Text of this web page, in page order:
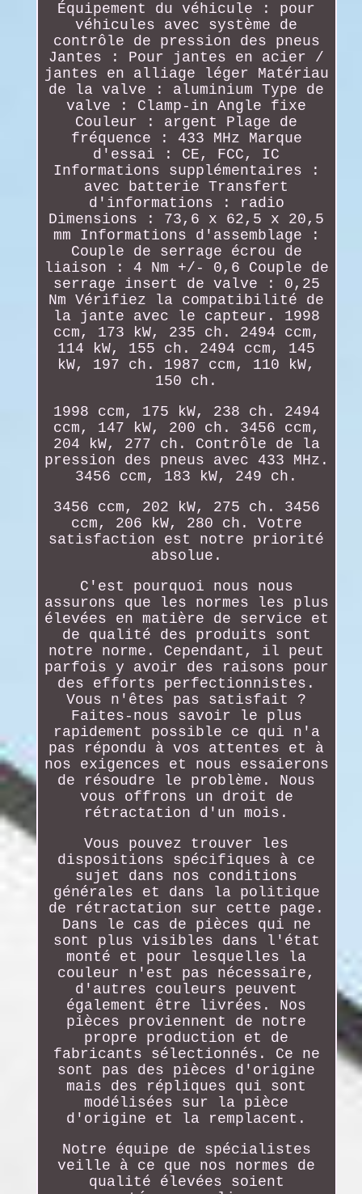
Équipement du véhicule : pour
véhicules avec système de
contrôle de pression des pneus
Jantes : Pour jantes en acier /
jantes en alliage léger Matériau
de la valve : aluminium Type de
valve : Clamp-in Angle fixe
Couleur : argent Plage de
fréquence : 433 MHz Marque
d'essai : CE, FCC, IC
Informations supplémentaires :
avec batterie Transfert
d'informations : radio
Dimensions : 73,6 x 62,5 x 20,5
mm Informations d'assemblage :
Couple de serrage écrou de
liaison : 4 Nm +/- 0,6 Couple de
serrage insert de valve : 0,25
Nm Vérifiez la compatibilité de
la jante avec le capteur. 1998
ccm, 173 kW, 235 ch. 2494 ccm,
114 kW, 155 ch. 2494 ccm, 145
kW, 197 ch. 1987 ccm, 110 kW,
150 ch.
1998 ccm, 175 kW, 238 ch. 2494
ccm, 147 kW, 200 ch. 3456 ccm,
204 kW, 277 ch. Contrôle de la
pression des pneus avec 433 MHz.
3456 ccm, 183 kW, 249 ch.
3456 ccm, 202 kW, 275 ch. 3456
ccm, 206 kW, 280 ch. Votre
satisfaction est notre priorité
absolue.
C'est pourquoi nous nous
assurons que les normes les plus
élevées en matière de service et
de qualité des produits sont
notre norme. Cependant, il peut
parfois y avoir des raisons pour
des efforts perfectionnistes.
Vous n'êtes pas satisfait ?
Faites-nous savoir le plus
rapidement possible ce qui n'a
pas répondu à vos attentes et à
nos exigences et nous essaierons
de résoudre le problème. Nous
vous offrons un droit de
rétractation d'un mois.
Vous pouvez trouver les
dispositions spécifiques à ce
sujet dans nos conditions
générales et dans la politique
de rétractation sur cette page.
Dans le cas de pièces qui ne
sont plus visibles dans l'état
monté et pour lesquelles la
couleur n'est pas nécessaire,
d'autres couleurs peuvent
également être livrées. Nos
pièces proviennent de notre
propre production et de
fabricants sélectionnés. Ce ne
sont pas des pièces d'origine
mais des répliques qui sont
modélisées sur la pièce
d'origine et la remplacent.
Notre équipe de spécialistes
veille à ce que nos normes de
qualité élevées soient